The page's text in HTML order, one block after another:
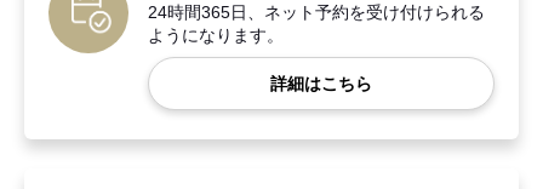
24時間365日、ネット予約を受け付けられる
ようになります。
詳細はこちら